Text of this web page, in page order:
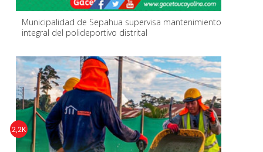
Municipalidad de Sepahua supervisa mantenimiento
integral del polideportivo distrital
2,2K